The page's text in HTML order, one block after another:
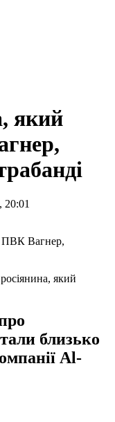
який
20:01
який
близько
Al-